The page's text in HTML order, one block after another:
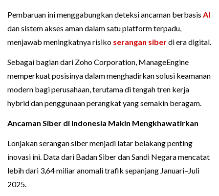
Pembaruan ini menggabungkan deteksi ancaman berbasis AI
dan sistem akses aman dalam satu platform terpadu,
menjawab meningkatnya risiko serangan siberdi era digital.
Sebagai bagian dari Zoho Corporation, ManageEngine
memperkuat posisinya dalam menghadirkan solusi keamanan
modern bagi perusahaan, terutama di tengah tren kerja
hybrid dan penggunaan perangkat yang semakin beragam.
Ancaman Siber di Indonesia Makin Mengkhawatirkan
Lonjakan serangan siber menjadi latar belakang penting
inovasi ini. Data dari Badan Siber dan Sandi Negara mencatat
lebih dari 3,64 miliar anomali trafik sepanjang Januari–Juli
2025.